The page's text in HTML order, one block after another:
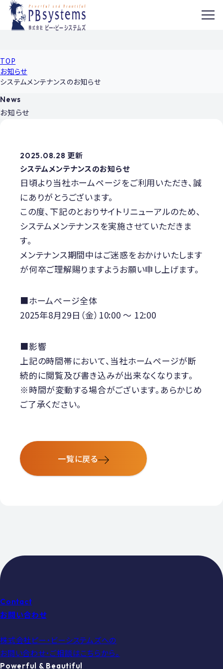
TOP
お知らせ
システムメンテナンスのお知らせ
News
お知らせ
2025.08.28 更新
システムメンテナンスのお知らせ
日頃より当社ホームページをご利用いただき、誠
にありがとうございます。
この度、下記のとおりサイトリニューアルのため、
システムメンテナンスを実施させていただきま
す。
メンテナンス期間中はご迷惑をおかけいたします
が何卒ご理解賜りますようお願い申し上げます。
■ホームぺージ全体
2025年8月29日（金）10:00 ～ 12:00
■影響
上記の時間帯において、当社ホームページが断
続的に閲覧及び書き込みが出来なくなります。
※時間が変動する場合がございます。あらかじめ
ご了承ください。
一覧に戻る
Contact
お問い合わせ
株式会社ピー・ビーシステムズへの
お問い合わせ・ご相談はこちらから。
Powerful & Beautiful